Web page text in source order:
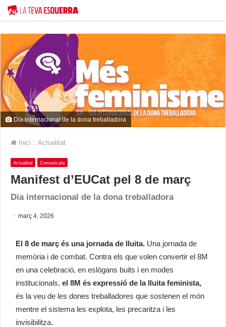
Dia internacional de la dona treballadora
Inici :: Actualitat
Actualitat Comunicats
Manifest d’EUCat pel 8 de març
Dia internacional de la dona treballadora
març 4, 2026
El 8 de març és una jornada de lluita. Una jornada de
memòria i de combat. Contra els que volen convertir el 8M
en una celebració, en eslògans buits i en modes
institucionals, el 8M és expressió de la lluita feminista,
és la veu de les dones treballadores que sostenen el món
mentre el sistema les explota, les precaritza i les
invisibilitza.